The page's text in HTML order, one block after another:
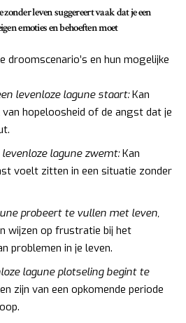
leven suggereert vaak dat je een
emoties en behoeften moet
droomscenario’s en hun mogelijke
levenloze lagune staart:Kan
hopeloosheid of de angst dat je
lagune zwemt:Kan
voelt zitten in een situatie zonder
probeert te vullen met leven,
wijzen op frustratie bij het
problemen in je leven.
lagune plotseling begint te
zijn van een opkomende periode